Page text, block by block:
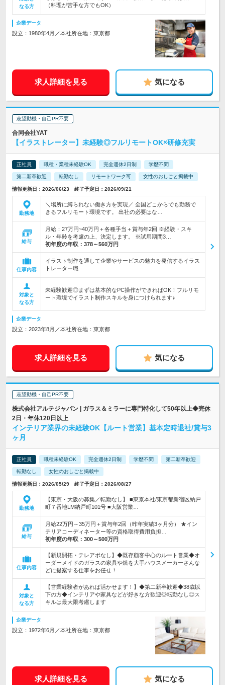
なる方
（料理が苦手な方でもOK）
企業データ
設立：1980年4月／本社所在地：東京都
求人詳細を見る 気になる
志望動機・自己PR不要
合同会社YAT
【イラストレーター】未経験◎フルリモートOK×研修充実
正社員 職種・業種未経験OK 完全週休2日制 学歴不問
第二新卒歓迎 転勤なし リモートワーク可 女性のおしごと掲載中
情報更新日：2026/06/23 終了予定日：2026/09/21
勤務地
＼場所に縛られない働き方を実現／ 全国どこからでも勤務で
きるフルリモート環境です。 出社の必要はな…
給与
月給：27万円~40万円＋各種手当＋賞与年2回 ※経験・スキ
ル・年齢を考慮の上、決定します。 ※試用期間3…
初年度の年収： 378～560万円
仕事内容
イラスト制作を通して企業やサービスの魅力を発信するイラス
トレーター職
対象と
なる方
未経験歓迎◎まずは基本的なPC操作ができればOK！フルリモ
ート環境でイラスト制作スキルを身につけられます♪
企業データ
設立：2023年8月／本社所在地：東京都
求人詳細を見る 気になる
志望動機・自己PR不要
株式会社アルテジャパン | ガラス＆ミラーに専門特化して50年以上◆完休
2日・年休120日以上
インテリア業界の未経験OK【ルート営業】基本定時退社/賞与3
ヶ月
正社員 職種未経験OK 完全週休2日制 学歴不問 第二新卒歓迎
転勤なし 女性のおしごと掲載中
情報更新日：2026/05/29 終了予定日：2026/08/27
勤務地
【東京・大阪の募集／転勤なし】 ■東京本社/東京都新宿区納戸
町７番地LM納戸町101号 ■大阪営業…
給与
月給22万円～35万円＋賞与年2回（昨年実績3ヶ月分） ★イン
テリアコーディネーター等の資格取得費用負担…
初年度の年収： 300～500万円
仕事内容
【新規開拓・テレアポなし】◆既存顧客中心のルート営業◆オ
ーダーメイドのガラスの家具や鏡を大手ハウスメーカーさんな
どに提案する仕事をお任せ！
対象と
なる方
【営業経験者があれば活かせます！】◆第二新卒歓迎◆38歳以
下の方◆インテリアや家具などが好きな方歓迎◎転勤なし◎ス
キルは最大限考慮します
企業データ
設立：1972年6月／本社所在地：東京都
求人詳細を見る 気になる